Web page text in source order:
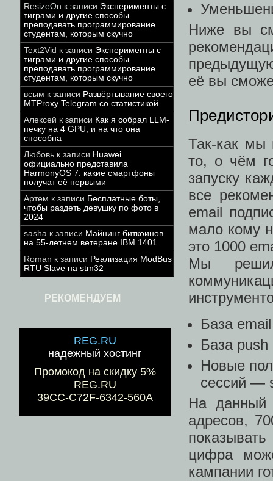
ResizeOn к записи Эксперименты с
тиграми и другие способы
преподавать программирование
студентам, которым скучно
Text2Vid к записи Эксперименты с
тиграми и другие способы
преподавать программирование
студентам, которым скучно
всым к записи Развёртывание своего
MTProxy Telegram со статистикой
Алексей к записи Как я собрал LLM-
печку на 4 GPU, и на что она
способна
Любовь к записи Huawei
официально представила
HarmonyOS 7: какие смартфоны
получат её первыми
Артем к записи Бесплатные боты,
чтобы раздеть девушку по фото в
2024
sasha к записи Майнинг биткоинов
на 55-летнем ветеране IBM 1401
Roman к записи Реализация ModBus
RTU Slave на stm32
РЕКОМЕНДУЕМ
REG.RU
надежный хостинг
Промокод на скидку 5%
REG.RU
39CC-C72F-6342-560A
Ниже вы
её вы
Так-как мы
то, о чём
запуску
все
email
мало кому
это 1000
Мы
База
База push
Новые
сессий —
На данный
адресов,
цифра
кампании